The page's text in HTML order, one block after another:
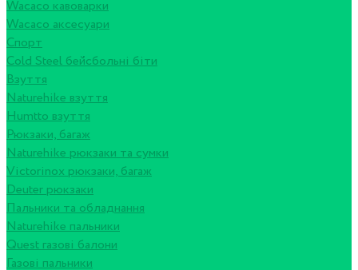
Wacaco кавоварки
Wacaco аксесуари
Спорт
Cold Steel бейсбольні біти
Взуття
Naturehike взуття
Humtto взуття
Рюкзаки, багаж
Naturehike рюкзаки та сумки
Victorinox рюкзаки, багаж
Deuter рюкзаки
Пальники та обладнання
Naturehike пальники
Quest газові балони
Газові пальники